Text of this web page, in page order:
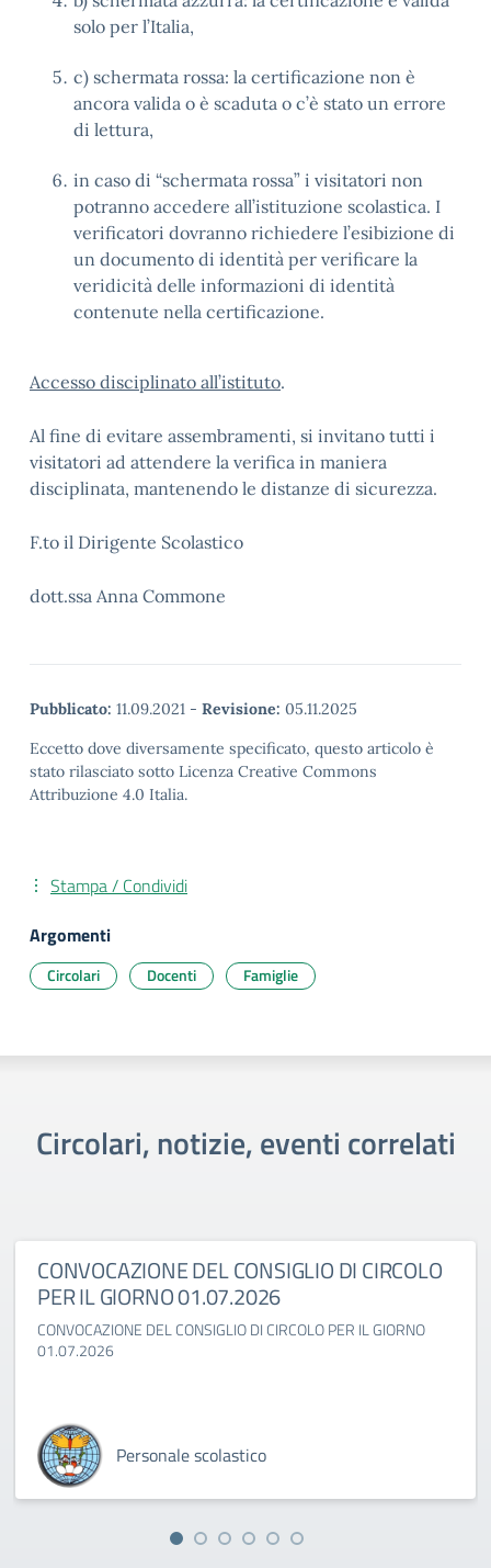
solo per l’Italia,
c) schermata rossa: la certificazione non è
ancora valida o è scaduta o c’è stato un errore
di lettura,
in caso di “schermata rossa” i visitatori non
potranno accedere all’istituzione scolastica. I
verificatori dovranno richiedere l’esibizione di
un documento di identità per verificare la
veridicità delle informazioni di identità
contenute nella certificazione.
Accesso disciplinato all’istituto.
Al fine di evitare assembramenti, si invitano tutti i
visitatori ad attendere la verifica in maniera
disciplinata, mantenendo le distanze di sicurezza.
F.to il Dirigente Scolastico
dott.ssa Anna Commone
Pubblicato: 11.09.2021 - Revisione: 05.11.2025
Eccetto dove diversamente specificato, questo articolo è
stato rilasciato sotto Licenza Creative Commons
Attribuzione 4.0 Italia.
Stampa / Condividi
Argomenti
Circolari Docenti Famiglie
Circolari, notizie, eventi correlati
CONVOCAZIONE DEL CONSIGLIO DI CIRCOLO
PER IL GIORNO 01.07.2026
CONVOCAZIONE DEL CONSIGLIO DI CIRCOLO PER IL GIORNO
01.07.2026
Personale scolastico